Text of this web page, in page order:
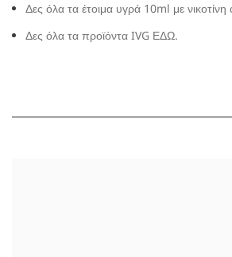
Δες όλα τα έτοιμα υγρά 10ml με
Δες όλα τα προϊόντα IVG ΕΔΩ.